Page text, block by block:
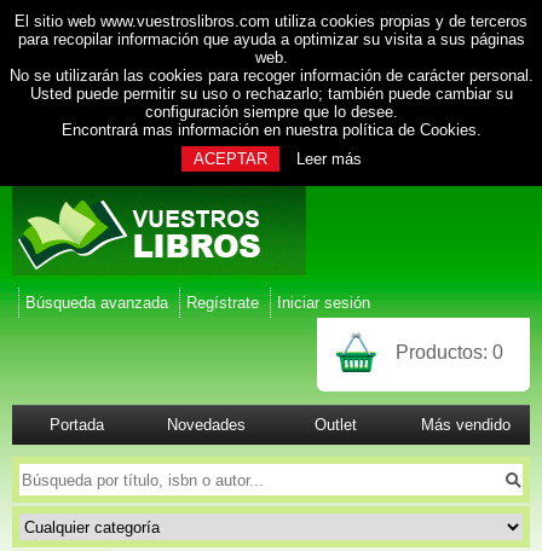
El sitio web www.vuestroslibros.com utiliza cookies propias y de terceros
para recopilar información que ayuda a optimizar su visita a sus páginas
web.
No se utilizarán las cookies para recoger información de carácter personal.
Usted puede permitir su uso o rechazarlo; también puede cambiar su
configuración siempre que lo desee.
Encontrará mas información en nuestra política de Cookies.
ACEPTAR
Leer más
Búsqueda avanzada Regístrate Iniciar sesión
Productos: 0
Portada Novedades Outlet Más vendido